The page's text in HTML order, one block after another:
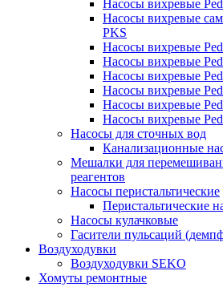
Насосы вихревые
Насосы вихревые
PKS
Насосы вихревые
Насосы вихревые
Насосы вихревые
Насосы вихревые
Насосы вихревые
Насосы вихревые
Насосы для сточных вод
Канализационные
Мешалки для
реагентов
Насосы перистальтические
Перистальтические
Насосы кулачковые
Гасители пульсаций
Воздуходувки
Воздуходувки SEKO
Хомуты ремонтные